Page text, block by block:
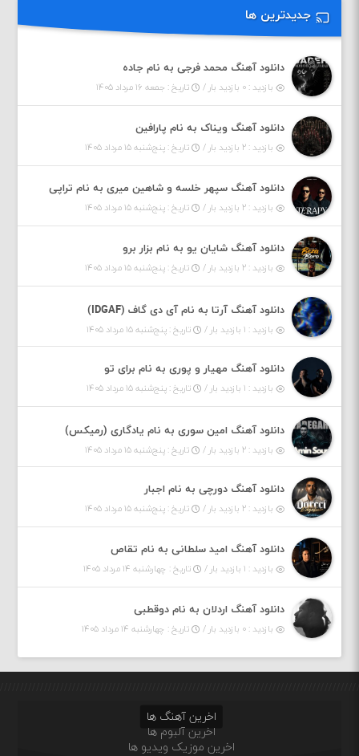
جدیدترین ها
دانلود آهنگ محمد فرجی به نام جاده
بازدید : ۰ بازدید بار / تاریخ : جمعه ۱۶ مرداد ۱۴۰۵
دانلود آهنگ ویناک به نام پارافین
بازدید : ۲ بازدید بار / تاریخ : پنج‌شنبه ۱۵ مرداد ۱۴۰۵
دانلود آهنگ سپهر خلسه و شاهین میری به نام تراپی
بازدید : ۲ بازدید بار / تاریخ : پنج‌شنبه ۱۵ مرداد ۱۴۰۵
دانلود آهنگ شایان یو به نام بزار برو
بازدید : ۲ بازدید بار / تاریخ : پنج‌شنبه ۱۵ مرداد ۱۴۰۵
دانلود آهنگ آرتا به نام آی دی گاف (IDGAF)
بازدید : ۱ بازدید بار / تاریخ : پنج‌شنبه ۱۵ مرداد ۱۴۰۵
دانلود آهنگ مهیار و پوری به نام برای تو
بازدید : ۱ بازدید بار / تاریخ : پنج‌شنبه ۱۵ مرداد ۱۴۰۵
دانلود آهنگ امین سوری به نام یادگاری (رمیکس)
بازدید : ۲ بازدید بار / تاریخ : پنج‌شنبه ۱۵ مرداد ۱۴۰۵
دانلود آهنگ دورچی به نام اجبار
بازدید : ۲ بازدید بار / تاریخ : پنج‌شنبه ۱۵ مرداد ۱۴۰۵
دانلود آهنگ امید سلطانی به نام تقاص
بازدید : ۱ بازدید بار / تاریخ : چهارشنبه ۱۴ مرداد ۱۴۰۵
دانلود آهنگ اردلان به نام دوقطبی
بازدید : ۰ بازدید بار / تاریخ : چهارشنبه ۱۴ مرداد ۱۴۰۵
اخرین آهنگ ها
اخرین آلبوم ها
اخرین موزیک ویدیو ها